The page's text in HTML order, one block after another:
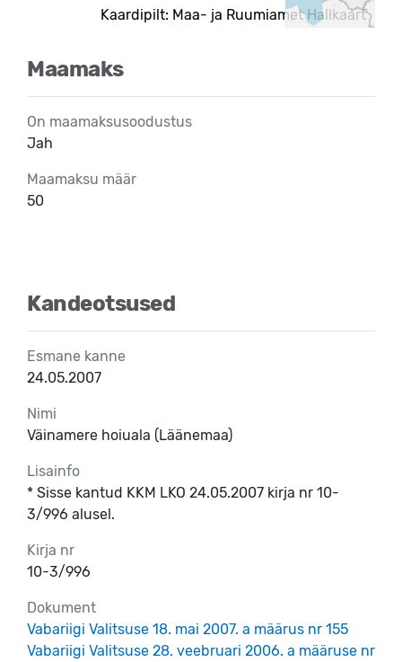
Kaardipilt: Maa- ja Ruumiamet Hallkaart
Maamaks
On maamaksusoodustus
Jah
Maamaksu määr
50
Kandeotsused
Esmane kanne
24.05.2007
Nimi
Väinamere hoiuala (Läänemaa)
Lisainfo
* Sisse kantud KKM LKO 24.05.2007 kirja nr 10-
3/996 alusel.
Kirja nr
10-3/996
Dokument
Vabariigi Valitsuse 18. mai 2007. a määrus nr 155
Vabariigi Valitsuse 28. veebruari 2006. a määruse nr